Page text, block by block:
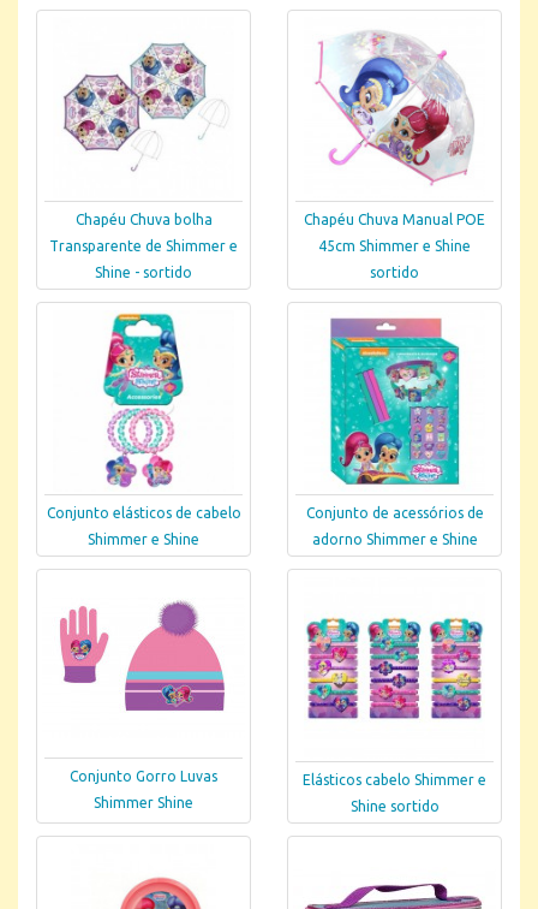
Chapéu Chuva bolha
Transparente de Shimmer e
Shine - sortido
Chapéu Chuva Manual POE
45cm Shimmer e Shine
sortido
Conjunto elásticos de cabelo
Shimmer e Shine
Conjunto de acessórios de
adorno Shimmer e Shine
Conjunto Gorro Luvas
Shimmer Shine
Elásticos cabelo Shimmer e
Shine sortido